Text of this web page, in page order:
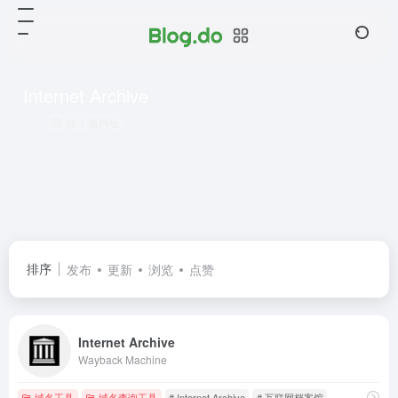
排序 发布 更新 浏览 点赞
Internet Archive
Wayback Machine